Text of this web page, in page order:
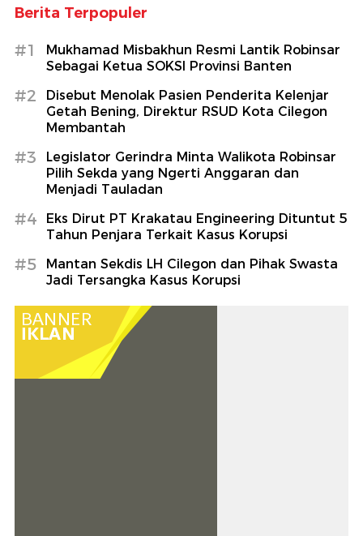
Berita Terpopuler
#1
Mukhamad Misbakhun Resmi Lantik Robinsar
Sebagai Ketua SOKSI Provinsi Banten
#2
Disebut Menolak Pasien Penderita Kelenjar
Getah Bening, Direktur RSUD Kota Cilegon
Membantah
#3
Legislator Gerindra Minta Walikota Robinsar
Pilih Sekda yang Ngerti Anggaran dan
Menjadi Tauladan
#4
Eks Dirut PT Krakatau Engineering Dituntut 5
Tahun Penjara Terkait Kasus Korupsi
#5
Mantan Sekdis LH Cilegon dan Pihak Swasta
Jadi Tersangka Kasus Korupsi